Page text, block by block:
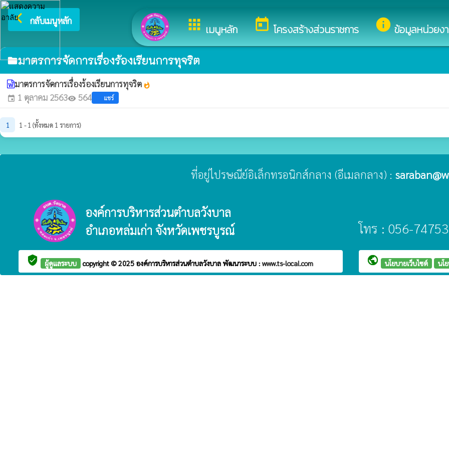
apps เมนูหลัก todayโครงสร้างส่วนราชการ infoข้อมูลหน่วยง
arrow_back_ios กลับเมนูหลัก ยินดีต้อนรับสู่เว็บไซต์ของ องค์การบริหารส่วนตำบลวังบาล
folderมาตรการจัดการเรื่องร้องเรียนการทุจริต
มาตรการจัดการเรื่องร้องเรียนการทุจริต whatshot
event 1 ตุลาคม 2563visibility 564 แชร์
1 1 - 1 (ทั้งหมด 1 รายการ)
ที่อยู่ไปรษณีย์อิเล็กทรอนิกส์กลาง (อีเมลกลาง) :
องค์การบริหารส่วนตำบลวังบาล
อำเภอหล่มเก่า จังหวัดเพชรบูรณ์
โทร : 056-
verified_user ผู้ดูแลระบบ copyright © 2025 องค์การบริหารส่วนตำบลวังบาล พัฒนาระบบ : www.ts-local.com public นโยบายเว็บไซต์ นโ